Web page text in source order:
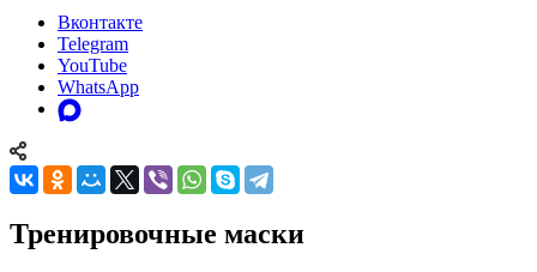
Вконтакте
Telegram
YouTube
WhatsApp
Тренировочные маски